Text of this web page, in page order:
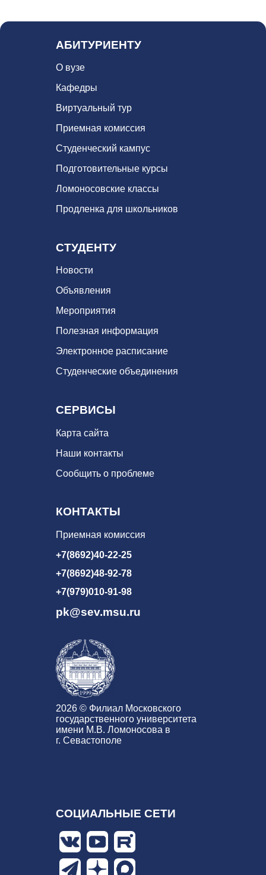
АБИТУРИЕНТУ
О вузе
Кафедры
Виртуальный тур
Приемная комиссия
Студенческий кампус
Подготовительные курсы
Ломоносовские классы
Продленка для школьников
СТУДЕНТУ
Новости
Объявления
Мероприятия
Полезная информация
Электронное расписание
Студенческие объединения
СЕРВИСЫ
Карта сайта
Наши контакты
Сообщить о проблеме
КОНТАКТЫ
Приемная комиссия
+7(8692)40-22-25
+7(8692)48-92-78
+7(979)010-91-98
pk@sev.msu.ru
2026 © Филиал Московского
государственного университета
имени М.В. Ломоносова в
г. Севастополе
СОЦИАЛЬНЫЕ СЕТИ